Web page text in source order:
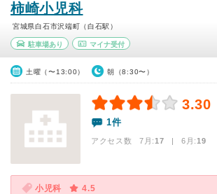
柿崎小児科
宮城県白石市沢端町（白石駅）
駐車場あり マイナ受付
土曜（〜13:00） 朝（8:30〜）
3.30
1件
アクセス数 7月:17 | 6月:19
小児科
4.5